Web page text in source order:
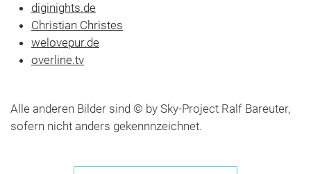
diginights.de
Christian Christes
welovepur.de
overline.tv
Alle anderen Bilder sind © by Sky-Project Ralf Bareuter,
sofern nicht anders gekennnzeichnet.